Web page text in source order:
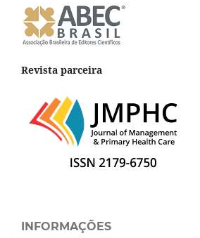
Revista parceira
INFORMAÇÕES